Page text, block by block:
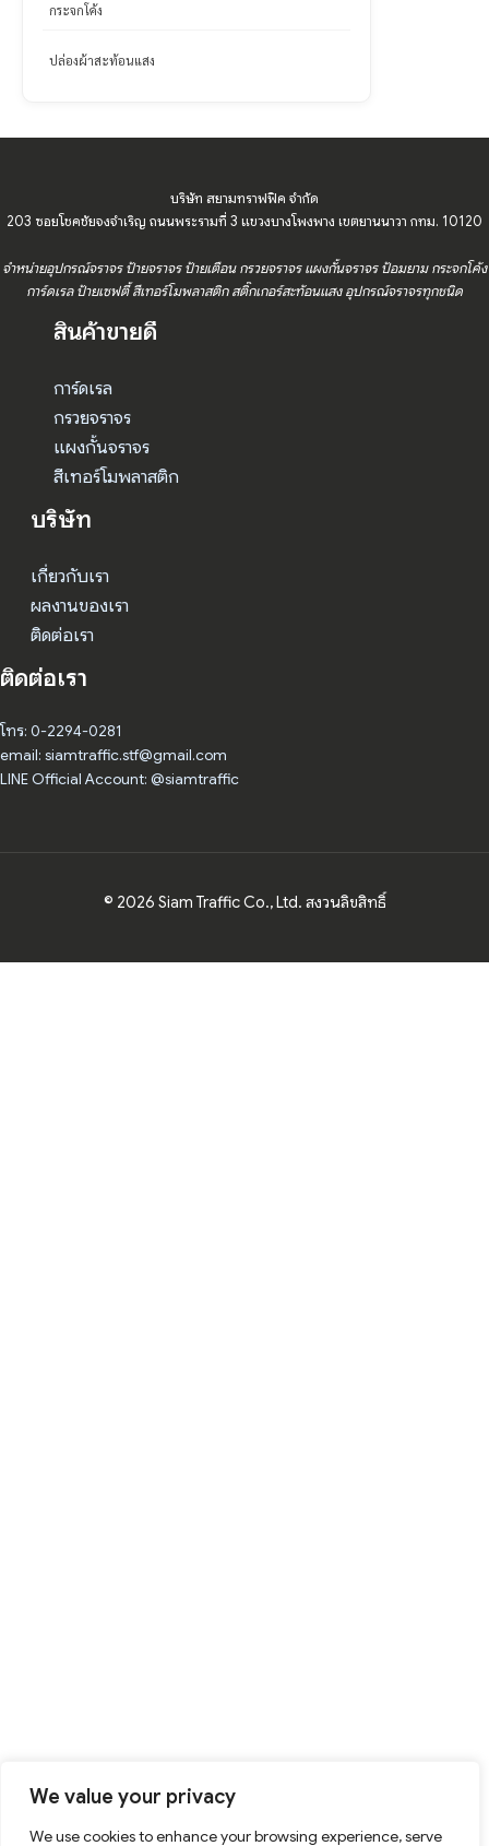
We value your privacy
We use cookies to enhance your browsing experience, serve
กระจกโค้ง
ปล่องผ้าสะท้อนแสง
บริษัท สยามทราฟฟิค จำกัด
203 ซอยโชคชัยจงจำเริญ ถนนพระรามที่ 3 แขวงบางโพงพาง เขตยานนาวา กทม. 10120
จำหน่ายอุปกรณ์จราจร ป้ายจราจร ป้ายเตือน กรวยจราจร แผงกั้นจราจร ป้อมยาม กระจกโค้ง
การ์ดเรล ป้ายเซฟตี้ สีเทอร์โมพลาสติก สติ๊กเกอร์สะท้อนแสง อุปกรณ์จราจรทุกชนิด
สินค้าขายดี
การ์ดเรล
กรวยจราจร
แผงกั้นจราจร
สีเทอร์โมพลาสติก
บริษัท
เกี่ยวกับเรา
ผลงานของเรา
ติดต่อเรา
ติดต่อเรา
โทร: 0-2294-0281
email: siamtraffic.stf@gmail.com
LINE Official Account: @siamtraffic
© 2026 Siam Traffic Co., Ltd. สงวนลิขสิทธิ์